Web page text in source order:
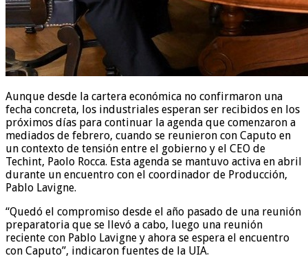
Aunque desde la cartera económica no confirmaron una
fecha concreta, los industriales esperan ser recibidos en los
próximos días para continuar la agenda que comenzaron a
mediados de febrero, cuando se reunieron con Caputo en
un contexto de tensión entre el gobierno y el CEO de
Techint, Paolo Rocca. Esta agenda se mantuvo activa en abril
durante un encuentro con el coordinador de Producción,
Pablo Lavigne.
“Quedó el compromiso desde el año pasado de una reunión
preparatoria que se llevó a cabo, luego una reunión
reciente con Pablo Lavigne y ahora se espera el encuentro
con Caputo”, indicaron fuentes de la UIA.